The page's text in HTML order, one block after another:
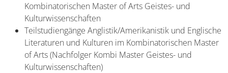
Kombinatorischen Master of Arts Geistes- und
Kulturwissenschaften
Teilstudiengänge Anglistik/Amerikanistik und Englische
Literaturen und Kulturen im Kombinatorischen Master
of Arts (Nachfolger Kombi Master Geistes- und
Kulturwissenschaften)